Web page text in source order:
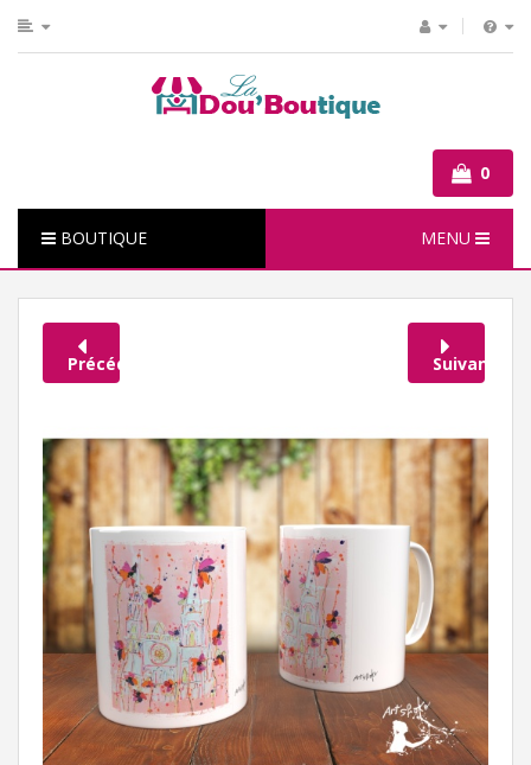
0
BOUTIQUE MENU
Précédent Suivant